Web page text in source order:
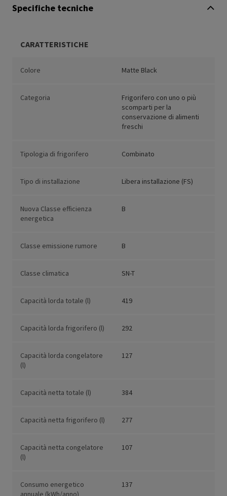
Specifiche tecniche
CARATTERISTICHE
Colore Matte Black
Categoria
Frigorifero con uno o più
scomparti per la
conservazione di alimenti
freschi
Tipologia di frigorifero Combinato
Tipo di installazione Libera installazione (FS)
Nuova Classe efficienza
energetica
B
Classe emissione rumore B
Classe climatica SN-T
Capacità lorda totale (l) 419
Capacità lorda frigorifero (l) 292
Capacità lorda congelatore
(l)
127
Capacità netta totale (l) 384
Capacità netta frigorifero (l) 277
Capacità netta congelatore
(l)
107
Consumo energetico
annuale (kWh/anno)
137